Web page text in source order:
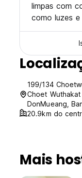
limpas com
como luzes
199/134
Choet
DonMueang,
20.9km do
Mais